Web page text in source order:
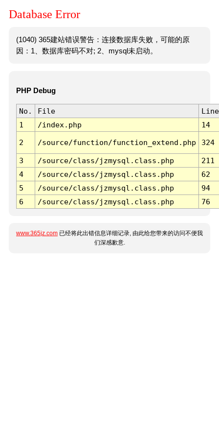
Database Error
(1040) 365建站错误警告：连接数据库失败，可能的原
因：1、数据库密码不对; 2、mysql未启动。
PHP Debug
No. File
Line
1
/index.php 14
2 /source/function/function_extend.php 324
3 /source/class/jzmysql.class.php
211
4
/source/class/jzmysql.class.php
62
5
/source/class/jzmysql.class.php
94
6
/source/class/jzmysql.class.php 76
www.365jz.com 已经将此出错信息详细记录, 由此给您带来的访问不便我
们深感歉意.